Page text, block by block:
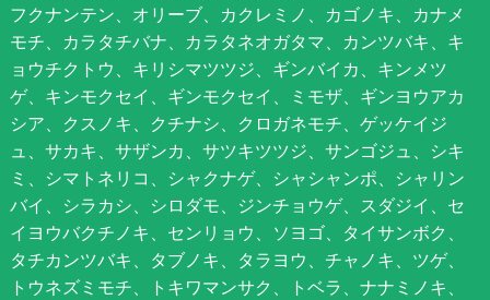
フクナンテン、オリーブ、カクレミノ、カゴノキ、カナメ
モチ、カラタチバナ、カラタネオガタマ、カンツバキ、キ
ョウチクトウ、キリシマツツジ、ギンバイカ、キンメツ
ゲ、キンモクセイ、ギンモクセイ、ミモザ、ギンヨウアカ
シア、クスノキ、クチナシ、クロガネモチ、ゲッケイジ
ュ、サカキ、サザンカ、サツキツツジ、サンゴジュ、シキ
ミ、シマトネリコ、シャクナゲ、シャシャンポ、シャリン
バイ、シラカシ、シロダモ、ジンチョウゲ、スダジイ、セ
イヨウバクチノキ、センリョウ、ソヨゴ、タイサンボク、
タチカンツバキ、タブノキ、タラヨウ、チャノキ、ツゲ、
トウネズミモチ、トキワマンサク、トベラ、ナナミノキ、